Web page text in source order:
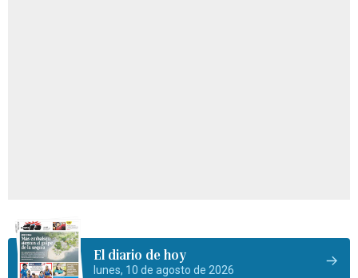
El diario de hoy
lunes, 10 de agosto de 2026